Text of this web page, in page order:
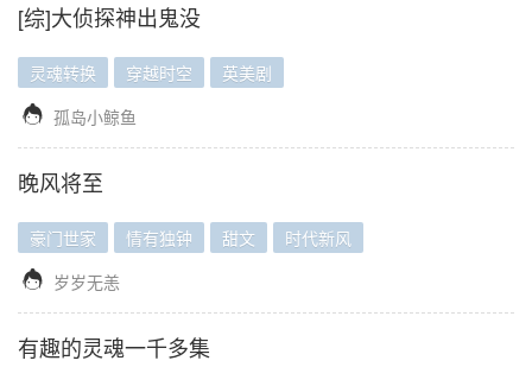
[综]大侦探神出鬼没
灵魂转换 穿越时空 英美剧
 孤岛小鲸鱼
晚风将至
豪门世家 情有独钟 甜文 时代新风
 岁岁无恙
有趣的灵魂一千多集